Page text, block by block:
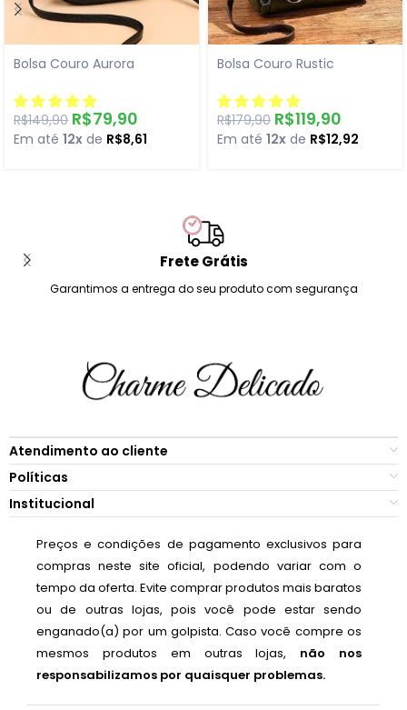
Bolsa Couro Aurora
R$149,90 R$79,90
Em até 12x de R$8,61
Bolsa Couro Rustic
R$179,90 R$119,90
Em até 12x de R$12,92
Frete Grátis
Garantimos a entrega do seu produto com segurança
Atendimento ao cliente
Políticas
Institucional
Preços e condições de pagamento exclusivos para
compras neste site oficial, podendo variar com o
tempo da oferta. Evite comprar produtos mais baratos
ou de outras lojas, pois você pode estar sendo
enganado(a) por um golpista. Caso você compre os
mesmos produtos em outras lojas, não nos
responsabilizamos por quaisquer problemas.